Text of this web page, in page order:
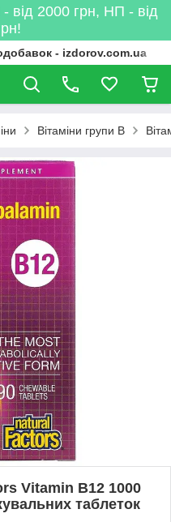
від 2000 грн, НП - від
- izdorov.com.ua
Вітаміни групи B
Vitamin B12 1000
таблеток